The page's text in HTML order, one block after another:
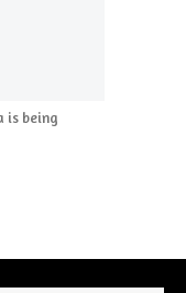
is being